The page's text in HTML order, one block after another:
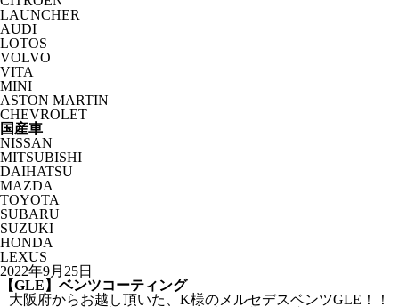
LAUNCHER
AUDI
LOTOS
VOLVO
VITA
MINI
ASTON MARTIN
CHEVROLET
国産車
NISSAN
MITSUBISHI
DAIHATSU
MAZDA
TOYOTA
SUBARU
SUZUKI
HONDA
LEXUS
2022年9月25日
【GLE】ベンツコーティング
大阪府からお越し頂いた、K様のメルセデスベンツGLE！！